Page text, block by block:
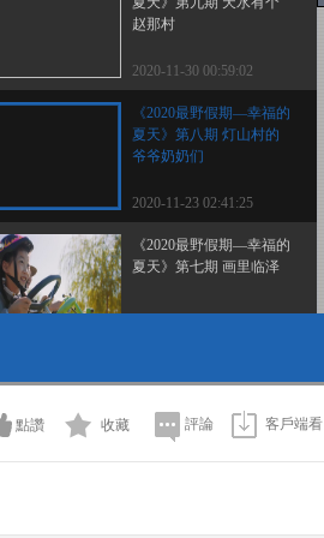
赵那村
2020-11-30 00:59:02
《2020最野假期—幸福的
夏天》第八期 灯山村的
爷爷奶奶们
2020-11-23 02:41:25
《2020最野假期—幸福的
夏天》第七期 画里临泽
的前进村
2020-11-08 21:08:13
夏天》第五期 云上林芝
點讚 收藏 評論 客戶端看